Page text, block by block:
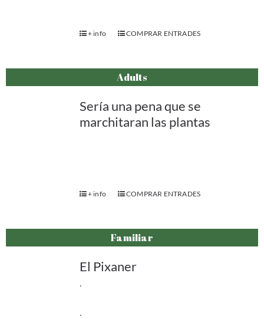
+ info COMPRAR ENTRADES
Adults
Sería una pena que se
marchitaran las plantas
+ info COMPRAR ENTRADES
Familiar
El Pixaner
.
.